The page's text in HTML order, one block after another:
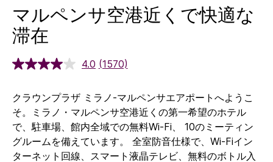
マルペンサ空港近くで快適な
滞在
4.0 (1570)
クラウンプラザ ミラノ-マルペンサエアポートへようこ
そ。ミラノ・マルペンサ空港近くの第一希望のホテル
で、駐車場、館内全域での無料Wi-Fi、 10のミーティン
グルームを備えています。
全室防音仕様で、Wi-Fiイン
ターネット回線、スマート液晶テレビ、無料のボトル入